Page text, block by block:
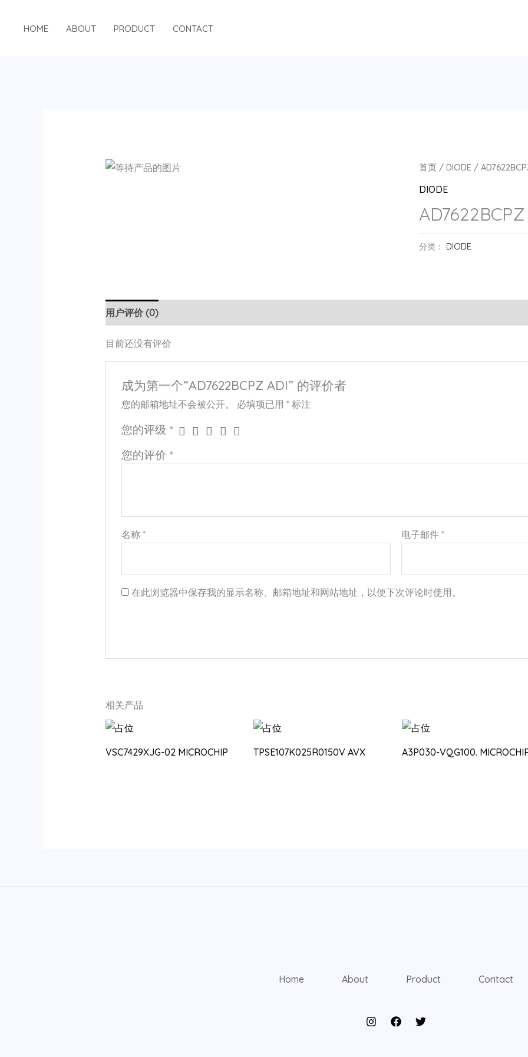
HOME ABOUT PRODUCT CONTACT
首页 /DIODE /
DIODE
分类： DIODE
用户评价 (0)
目前还没有评价
成为第一个“AD7622BCPZ ADI” 的评价者
您的邮箱地址不会被公开。 必填项已用* 标注
您的评级 *
您的评价 *
名称* 电子邮件*
在此浏览器中保存我的显示名称、邮箱地址和网站地址，以便下次评论时使用。
相关产品
VSC7429XJG-02 MICROCHIP TPSE107K025R0150V AVX A3P030-VQG100.
Home About Product Contact